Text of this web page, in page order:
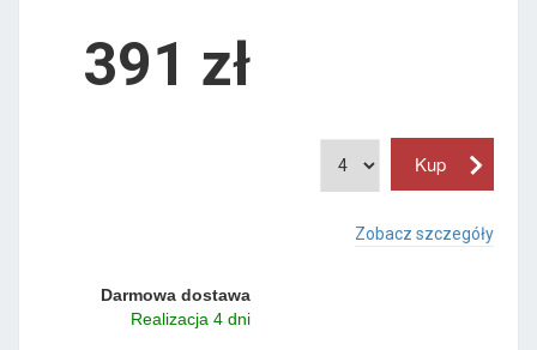
391 zł
Zobacz szczegóły
Darmowa dostawa
Realizacja 4 dni